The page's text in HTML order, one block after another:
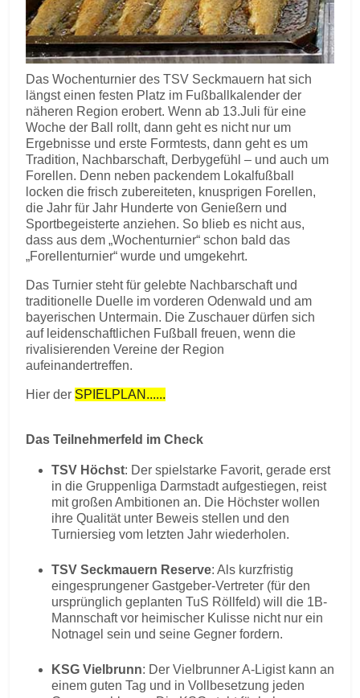
Das Wochenturnier des TSV Seckmauern hat sich
längst einen festen Platz im Fußballkalender der
näheren Region erobert. Wenn ab 13.Juli für eine
Woche der Ball rollt, dann geht es nicht nur um
Ergebnisse und erste Formtests, dann geht es um
Tradition, Nachbarschaft, Derbygefühl – und auch um
Forellen. Denn neben packendem Lokalfußball
locken die frisch zubereiteten, knusprigen Forellen,
die Jahr für Jahr Hunderte von Genießern und
Sportbegeisterte anziehen. So blieb es nicht aus,
dass aus dem „Wochenturnier“ schon bald das
„Forellenturnier“ wurde und umgekehrt.
Das Turnier steht für gelebte Nachbarschaft und
traditionelle Duelle im vorderen Odenwald und am
bayerischen Untermain. Die Zuschauer dürfen sich
auf leidenschaftlichen Fußball freuen, wenn die
rivalisierenden Vereine der Region
aufeinandertreffen.
Hier der SPIELPLAN......
Das Teilnehmerfeld im Check
TSV Höchst: Der spielstarke Favorit, gerade erst
in die Gruppenliga Darmstadt aufgestiegen, reist
mit großen Ambitionen an. Die Höchster wollen
ihre Qualität unter Beweis stellen und den
Turniersieg vom letzten Jahr wiederholen.
TSV Seckmauern Reserve: Als kurzfristig
eingesprungener Gastgeber-Vertreter (für den
ursprünglich geplanten TuS Röllfeld) will die 1B-
Mannschaft vor heimischer Kulisse nicht nur ein
Notnagel sein und seine Gegner fordern.
KSG Vielbrunn: Der Vielbrunner A-Ligist kann an
einem guten Tag und in Vollbesetzung jeden